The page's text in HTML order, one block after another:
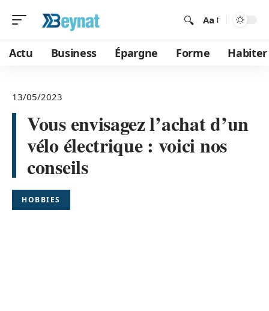
Aa
Actu Business Épargne Forme Habiter
13/05/2023
Vous envisagez l’achat d’un
vélo électrique : voici nos
conseils
HOBBIES